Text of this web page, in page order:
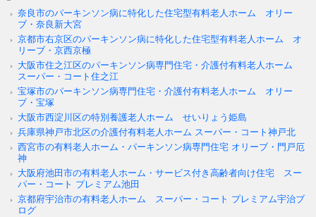
奈良市のパーキンソン病に特化した住宅型有料老人ホーム オリー
ブ・奈良新大宮
京都市右京区のパーキンソン病に特化した住宅型有料老人ホーム オ
リーブ・京西京極
大阪市住之江区のパーキンソン病専門住宅・介護付有料老人ホーム
スーパー・コート住之江
宝塚市のパーキンソン病専門住宅・介護付有料老人ホーム オリー
ブ・宝塚
大阪市西淀川区の特別養護老人ホーム せいりょう姫島
兵庫県神戸市北区の介護付有料老人ホーム スーパー・コート神戸北
西宮市の有料老人ホーム・パーキンソン病専門住宅 オリーブ・門戸厄
神
大阪府池田市の有料老人ホーム・サービス付き高齢者向け住宅 スー
パー・コート プレミアム池田
京都府宇治市の有料老人ホーム スーパー・コート プレミアム宇治ブ
ログ